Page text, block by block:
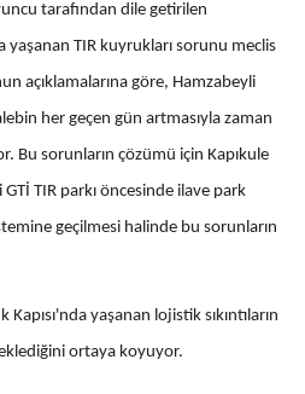
tarafından dile getirilen
yaşanan TIR kuyrukları sorunu meclis
açıklamalarına göre, Hamzabeyli
her geçen gün artmasıyla zaman
Bu sorunların çözümü için Kapıkule
TIR parkı öncesinde ilave park
geçilmesi halinde bu sorunların
yaşanan lojistik sıkıntıların
ortaya koyuyor.